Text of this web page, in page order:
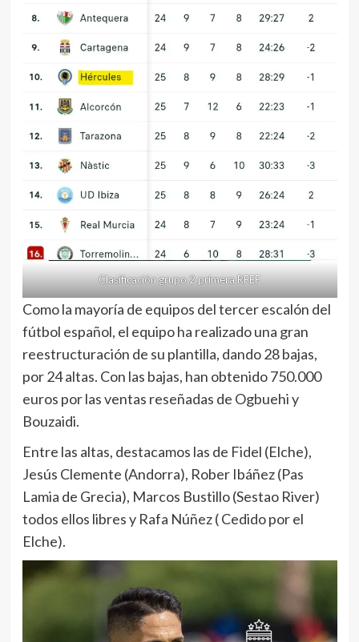
Clasificación grupo 2 primera RFEF
Como la mayoría de equipos del tercer escalón del
fútbol español, el equipo ha realizado una gran
reestructuración de su plantilla, dando 28 bajas,
por 24 altas. Con las bajas, han obtenido 750.000
euros por las ventas reseñadas de Ogbuehi y
Bouzaidi.
Entre las altas, destacamos las de Fidel (Elche),
Jesús Clemente (Andorra), Rober Ibáñez (Pas
Lamia de Grecia), Marcos Bustillo (Sestao River)
todos ellos libres y Rafa Núñez ( Cedido por el
Elche).